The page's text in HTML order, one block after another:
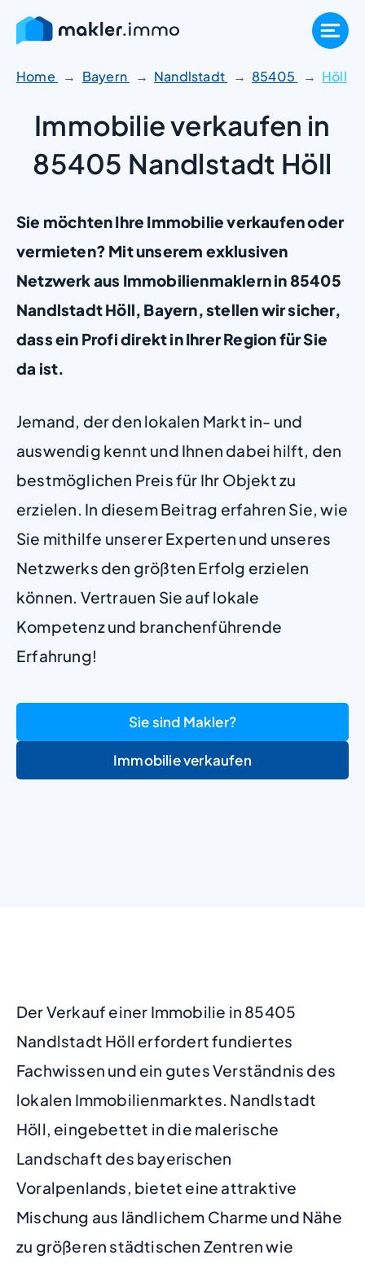
Zum
Inhalt
springen
Home Bayern Nandlstadt 85405 Höll
Immobilie verkaufen in
85405 Nandlstadt Höll
Sie möchten Ihre Immobilie verkaufen oder
vermieten? Mit unserem exklusiven
Netzwerk aus Immobilienmaklern in 85405
Nandlstadt Höll, Bayern, stellen wir sicher,
dass ein Profi direkt in Ihrer Region für Sie
da ist.
Jemand, der den lokalen Markt in- und
auswendig kennt und Ihnen dabei hilft, den
bestmöglichen Preis für Ihr Objekt zu
erzielen. In diesem Beitrag erfahren Sie, wie
Sie mithilfe unserer Experten und unseres
Netzwerks den größten Erfolg erzielen
können. Vertrauen Sie auf lokale
Kompetenz und branchenführende
Erfahrung!
Sie sind Makler?
Immobilie verkaufen
Der Verkauf einer Immobilie in 85405
Nandlstadt Höll erfordert fundiertes
Fachwissen und ein gutes Verständnis des
lokalen Immobilienmarktes. Nandlstadt
Höll, eingebettet in die malerische
Landschaft des bayerischen
Voralpenlands, bietet eine attraktive
Mischung aus ländlichem Charme und Nähe
zu größeren städtischen Zentren wie